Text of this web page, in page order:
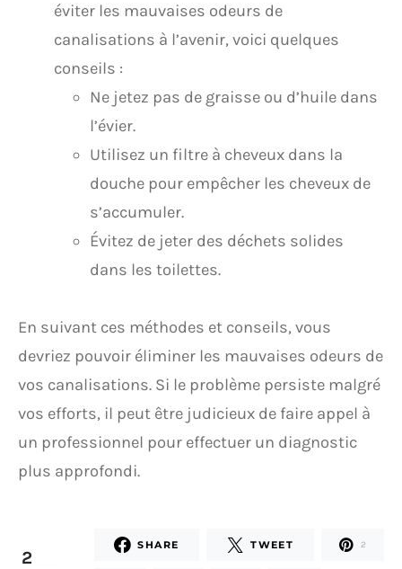
éviter les mauvaises odeurs de
canalisations à l’avenir, voici quelques
conseils :
Ne jetez pas de graisse ou d’huile dans
l’évier.
Utilisez un filtre à cheveux dans la
douche pour empêcher les cheveux de
s’accumuler.
Évitez de jeter des déchets solides
dans les toilettes.
En suivant ces méthodes et conseils, vous
devriez pouvoir éliminer les mauvaises odeurs de
vos canalisations. Si le problème persiste malgré
vos efforts, il peut être judicieux de faire appel à
un professionnel pour effectuer un diagnostic
plus approfondi.
2
SHARE TWEET 2